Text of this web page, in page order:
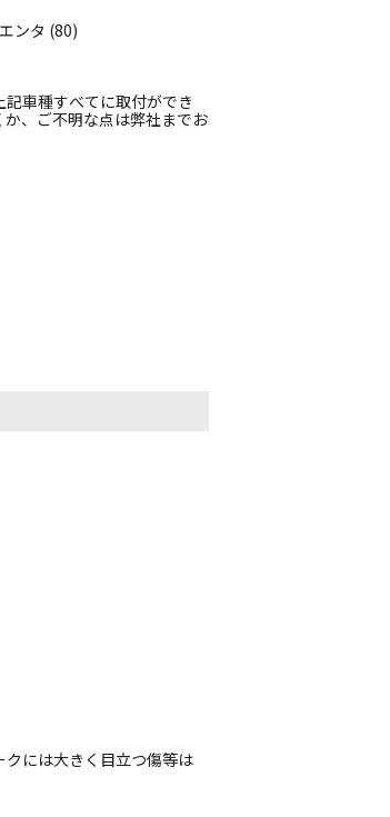
ンタ (80)
車種すべてに取付ができ
、ご不明な点は弊社までお
には大きく目立つ傷等は